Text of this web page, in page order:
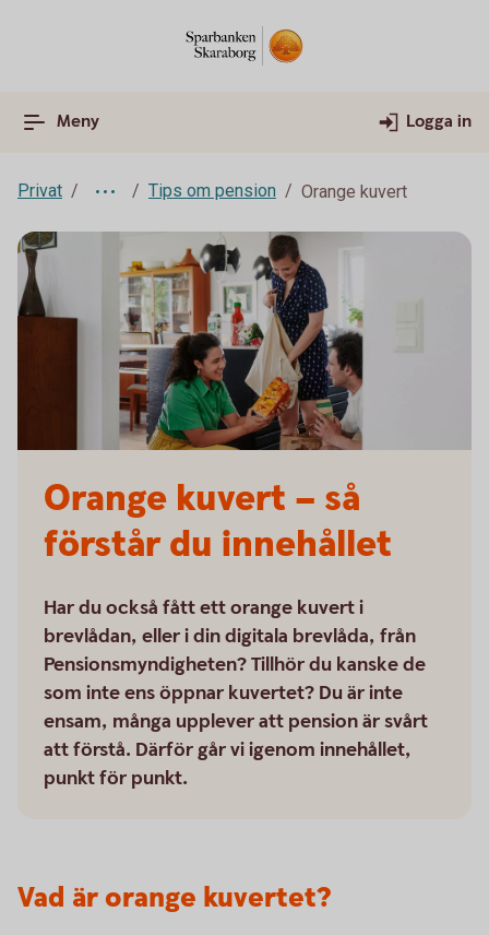
Meny Logga in
Privat Tips om pension Orange kuvert
Orange kuvert – så
förstår du innehållet
Har du också fått ett orange kuvert i
brevlådan, eller i din digitala brevlåda, från
Pensions­myndigheten? Tillhör du kanske de
som inte ens öppnar kuvertet? Du är inte
ensam, många upplever att pension är svårt
att förstå. Därför går vi igenom innehållet,
punkt för punkt.
Vad är orange kuvertet?